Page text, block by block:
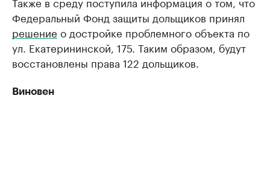
Федеральный Фонд защиты дольщиков принял
решение о достройке проблемного объекта по
ул. Екатерининской, 175. Таким образом, будут
восстановлены права 122 дольщиков.
Виновен